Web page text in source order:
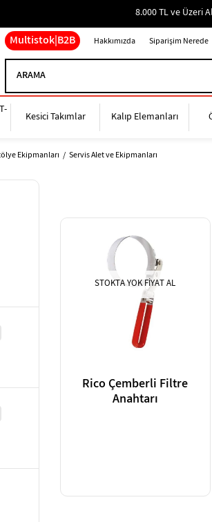
8.000 TL ve Üzeri
Multistok|B2B Hakkımızda Siparişim Nerede
Kesici Takımlar Kalıp Elemanları
Ekipmanları Servis Alet ve Ekipmanları
STOKTA YOK FIYAT AL
Rico Çemberli Filtre
Anahtarı